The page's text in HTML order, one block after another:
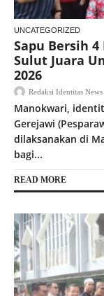
UNCATEGORIZED
Sapu Bersih
Sulut Juara
2026
Redaksi Identitas News
Manokwari,
Gerejawi
dilaksanakan di
bagi...
READ MORE